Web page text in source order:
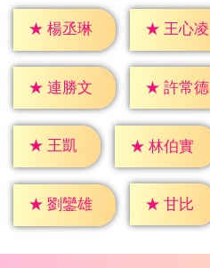
★ 楊丞琳 ★ 王心凌
★ 連勝文 ★ 許常德
★ 王凱 ★ 林伯實
★ 劉鑾雄 ★ 甘比